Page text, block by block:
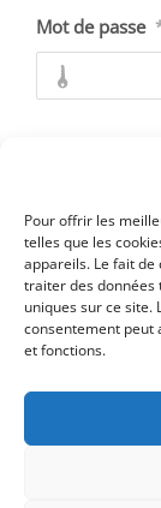
Pour offrir les
telles que les
appareils. Le fait
traiter des données
uniques sur ce site.
consentement peut
et fonctions.
Mot de passe